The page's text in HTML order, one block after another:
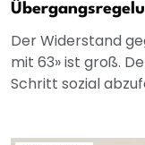
Der Widerstand
mit 63» ist groß.
Schritt sozial